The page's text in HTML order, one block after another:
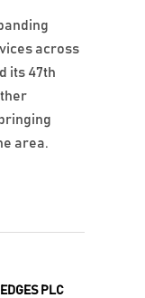
PLC
across
its 47th
area.